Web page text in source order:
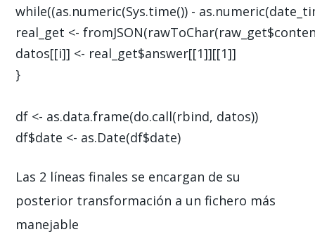
while((as.numeric(Sys.time()) -
real_get <-
datos[[i]] <- real_get$answer[[1]][[1]]
}
df <- as.data.frame(do.call(rbind, datos))
df$date <- as.Date(df$date)
Las 2 líneas finales se encargan de su
posterior transformación a un fichero más
manejable